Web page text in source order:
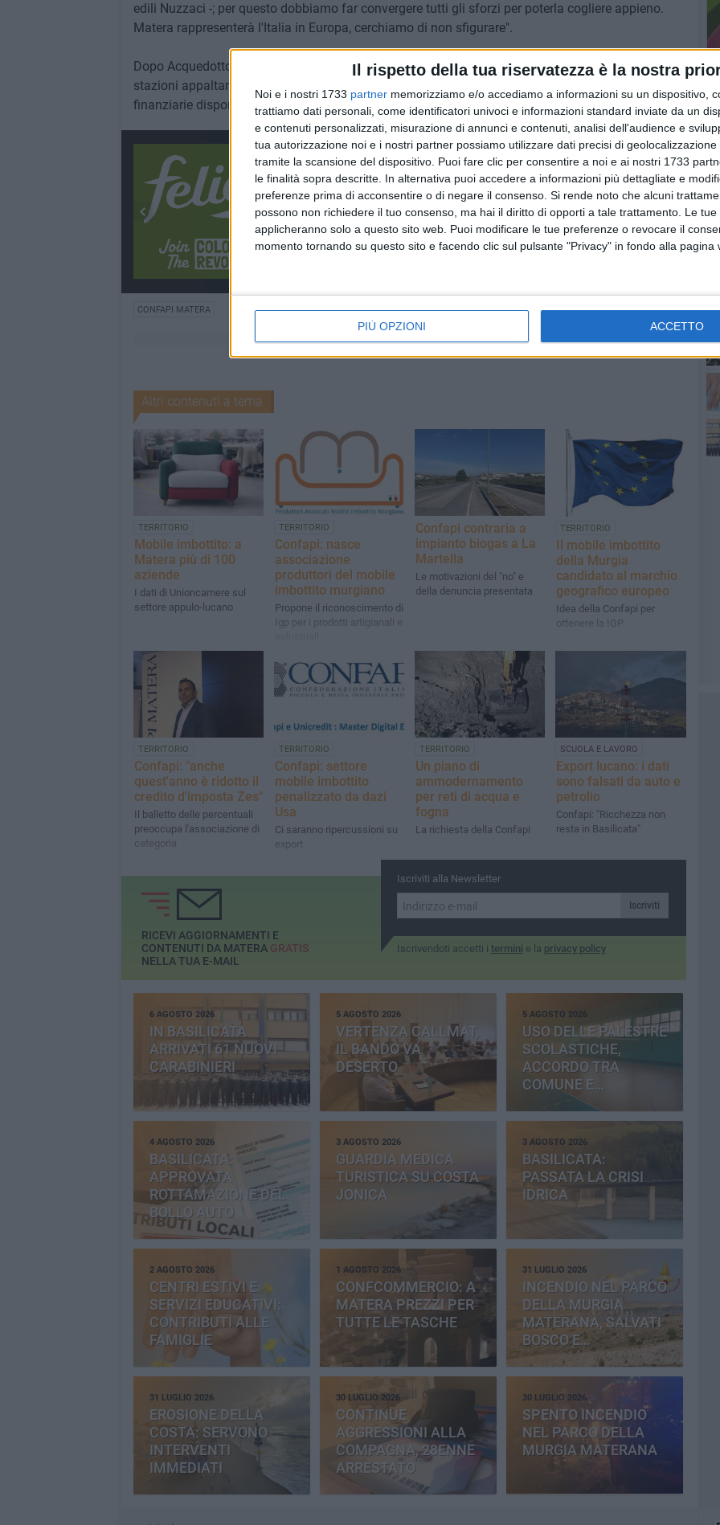
Il rispetto della tua riservatezza è la nostra
Noi e i nostri 1733 partner memorizziamo e/o accediamo a informazioni su un dispositivo,
trattiamo dati personali, come identificatori univoci e informazioni standard inviate da un
e contenuti personalizzati, misurazione di annunci e contenuti, analisi dell'audience e
tua autorizzazione noi e i nostri partner possiamo utilizzare dati precisi di
tramite la scansione del dispositivo. Puoi fare clic per consentire a noi e ai nostri 1733
le finalità sopra descritte. In alternativa puoi accedere a informazioni più dettagliate e
preferenze prima di acconsentire o di negare il consenso. Si rende noto che alcuni
possono non richiedere il tuo consenso, ma hai il diritto di opporti a tale trattamento. Le
applicheranno solo a questo sito web. Puoi modificare le tue preferenze o revocare il
momento tornando su questo sito e facendo clic sul pulsante "Privacy" in fondo alla pagina
PIÙ OPZIONI ACCETTO
edili Nuzzaci -; per questo dobbiamo far convergere tutti gli sforzi per poterla cogliere appieno.
Matera rappresenterà l'Italia in Europa, cerchiamo di non sfigurare".
Dopo Acquedotto Lucano e Comune di Matera gli Edili di Confapi incontreranno altre principali
stazioni appaltanti per un monitoraggio delle opere pubbliche da appaltare e delle risorse
finanziarie disponibili.
CONFAPI MATERA
Altri contenuti a tema
TERRITORIO
Mobile imbottito: a
Matera più di 100
aziende
I dati di Unioncamere sul
settore appulo-lucano
TERRITORIO
Confapi: nasce
associazione
produttori del mobile
imbottito murgiano
Propone il riconoscimento di
Igp per i prodotti artigianali e
Confapi contraria a
impianto biogas a La
Martella
Le motivazioni del "no" e
della denuncia presentata
TERRITORIO
Il mobile imbottito
della Murgia
candidato al marchio
geografico europeo
Idea della Confapi per
ottenere la IGP
TERRITORIO
Confapi: "anche
quest'anno è ridotto il
credito d'imposta Zes"
Il balletto delle percentuali
preoccupa l'associazione di
categoria
TERRITORIO
Confapi: settore
mobile imbottito
penalizzato da dazi
Usa
Ci saranno ripercussioni su
export
TERRITORIO
Un piano di
ammodernamento
per reti di acqua e
fogna
La richiesta della Confapi
SCUOLA E LAVORO
Export lucano: i dati
sono falsati da auto e
petrolio
Confapi: "Ricchezza non
resta in Basilicata"
Iscriviti alla Newsletter
Iscriviti
Iscrivendoti accetti i termini e la privacy policy
RICEVI AGGIORNAMENTI E
CONTENUTI DA MATERA GRATIS
NELLA TUA E-MAIL
6 AGOSTO 2026
IN BASILICATA
ARRIVATI 61 NUOVI
CARABINIERI
5 AGOSTO 2026
VERTENZA CALLMAT,
IL BANDO VA
DESERTO
5 AGOSTO 2026
USO DELLE PALESTRE
SCOLASTICHE,
ACCORDO TRA
COMUNE E
PROVINCIA
4 AGOSTO 2026
BASILICATA:
APPROVATA
ROTTAMAZIONE DEL
BOLLO AUTO
3 AGOSTO 2026
GUARDIA MEDICA
TURISTICA SU COSTA
JONICA
3 AGOSTO 2026
BASILICATA:
PASSATA LA CRISI
IDRICA
2 AGOSTO 2026
CENTRI ESTIVI E
SERVIZI EDUCATIVI:
CONTRIBUTI ALLE
FAMIGLIE
1 AGOSTO 2026
CONFCOMMERCIO: A
MATERA PREZZI PER
TUTTE LE TASCHE
31 LUGLIO 2026
INCENDIO NEL PARCO
DELLA MURGIA
MATERANA, SALVATI
BOSCO E
CEMENTERIA
31 LUGLIO 2026
EROSIONE DELLA
COSTA: SERVONO
INTERVENTI
IMMEDIATI
30 LUGLIO 2026
CONTINUE
AGGRESSIONI ALLA
COMPAGNA, 28ENNE
ARRESTATO
30 LUGLIO 2026
SPENTO INCENDIO
NEL PARCO DELLA
MURGIA MATERANA